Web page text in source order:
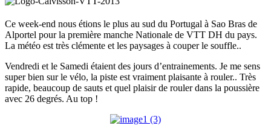
Ce week-end nous étions le plus au sud du Portugal à Sao Bras de
Alportel pour la première manche Nationale de VTT DH du pays.
La météo est très clémente et les paysages à couper le souffle..
Vendredi et le Samedi étaient des jours d’entrainements. Je me sens
super bien sur le vélo, la piste est vraiment plaisante à rouler.. Très
rapide, beaucoup de sauts et quel plaisir de rouler dans la poussière
avec 26 degrés. Au top !